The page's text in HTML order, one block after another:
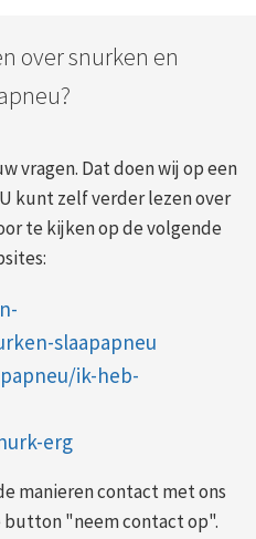
over snurken en
vragen. Dat doen wij op een
kunt zelf verder lezen over
te kijken op de volgende
slaapapneu
ik-heb-
erg
manieren contact met ons
button "neem contact op".